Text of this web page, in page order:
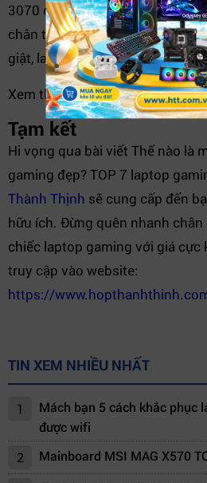
3070 đỉnh cao giúp bạn chìm
chân thực, sống động suốt
giật, lag
Xem thêm:Máy tính xách tay-
Tạm kết
Hi vọng qua bài viết Thế nào là
gaming đẹp? TOP 7 laptop
Thành Thịnh sẽ cung cấp đến
hữu ích. Đừng quên nhanh
chiếc laptop gaming với giá cực
truy cập vào website:
https://
TIN XEM NHIỀU NHẤT
1
Mách bạn 5 cách khắc phục
được wifi
2
Mainboard MSI MAG X570